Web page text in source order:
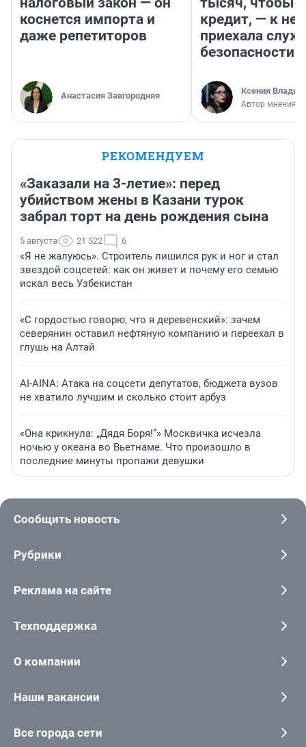
коснется импорта и
даже репетиторов
Анастасия Завгородняя
кредит, — к
приехала
безопасности
Ксения
Автор мнения
РЕКОМЕНДУЕМ
«Заказали на 3-летие»: перед
убийством жены в Казани турок
забрал торт на день рождения сына
5 августа 21 522 6
«Я не жалуюсь». Строитель лишился рук и ног и стал
звездой соцсетей: как он живет и почему его семью
искал весь Узбекистан
«С гордостью говорю, что я деревенский»: зачем
северянин оставил нефтяную компанию и переехал в
глушь на Алтай
AI-AINA: Атака на соцсети депутатов, бюджета вузов
не хватило лучшим и сколько стоит арбуз
«Она крикнула: „Дядя Боря!“» Москвичка исчезла
ночью у океана во Вьетнаме. Что произошло в
последние минуты пропажи девушки
Сообщить новость
Рубрики
Реклама на сайте
Техподдержка
О компании
Наши вакансии
Все города сети